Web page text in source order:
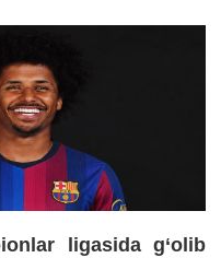
ligasida g‘olib